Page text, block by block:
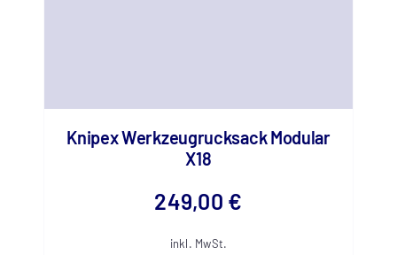
Knipex Werkzeugrucksack Modular
X18
249,00 €
inkl. MwSt.